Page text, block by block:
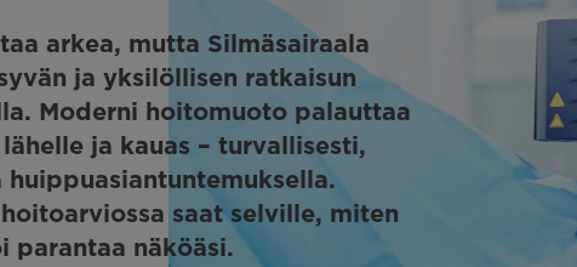
arkea, mutta Silmäsairaala
ja yksilöllisen ratkaisun
Moderni hoitomuoto palauttaa
ja kauas – turvallisesti,
saat selville, miten
parantaa näköäsi.